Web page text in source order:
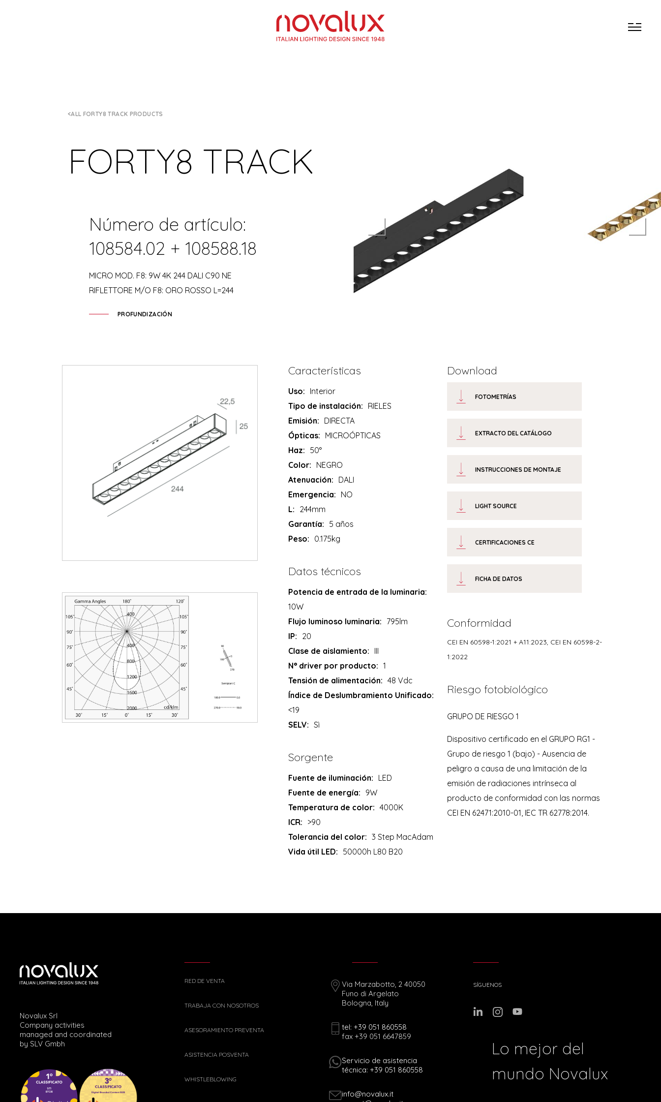
ALL FORTY8 TRACK PRODUCTS
FORTY8 TRACK
Número de artículo:
108584.02 + 108588.18
MICRO MOD. F8: 9W 4K 244 DALI C90 NE
RIFLETTORE M/O F8: ORO ROSSO L=244
PROFUNDIZACIÓN
Características
Uso: Interior
Tipo de instalación: RIELES
Emisión: DIRECTA
Ópticas: MICROÓPTICAS
Haz: 50°
Color: NEGRO
Atenuación: DALI
Emergencia: NO
L: 244mm
Garantía: 5 años
Peso: 0.175kg
Datos técnicos
Potencia de entrada de la luminaria:
10W
Flujo luminoso luminaria: 795lm
IP: 20
Clase de aislamiento: III
N° driver por producto: 1
Tensión de alimentación: 48 Vdc
Índice de Deslumbramiento Unificado:
<19
SELV: Sì
Sorgente
Fuente de iluminación: LED
Fuente de energía: 9W
Temperatura de color: 4000K
ICR: >90
Tolerancia del color: 3 Step MacAdam
Vida útil LED: 50000h L80 B20
Download
FOTOMETRÍAS
EXTRACTO DEL CATÁLOGO
INSTRUCCIONES DE MONTAJE
LIGHT SOURCE
CERTIFICACIONES CE
FICHA DE DATOS
Conformidad
CEI EN 60598-1:2021 + A11:2023, CEI EN 60598-2-
1:2022
Riesgo fotobiológico
GRUPO DE RIESGO 1
Dispositivo certificado en el GRUPO RG1 -
Grupo de riesgo 1 (bajo) - Ausencia de
peligro a causa de una limitación de la
emisión de radiaciones intrínseca al
producto de conformidad con las normas
CEI EN 62471:2010-01, IEC TR 62778:2014.
Novalux Srl
Company activities
managed and coordinated
by SLV Gmbh
RED DE VENTA
TRABAJA CON NOSOTROS
ASESORAMIENTO PREVENTA
ASISTENCIA POSVENTA
WHISTLEBLOWING
Via Marzabotto, 2 40050
Funo di Argelato
Bologna, Italy
tel: +39 051 860558
fax +39 051 6647859
Servicio de asistencia
técnica: +39 051 860558
info@novalux.it
SÍGUENOS
Lo mejor del
mundo Novalux